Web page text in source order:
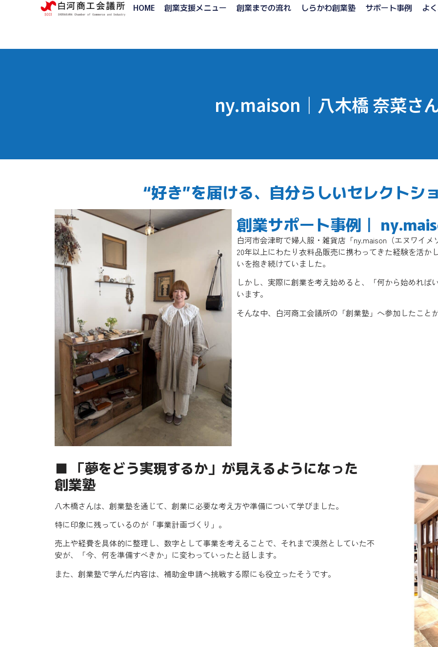
HOME 創業支援メニュー 創業までの流れ しらかわ創業塾 サポート事例 よ
ny.maison｜八木橋 奈菜さ
“好き”を届ける、自分らしいセレクトシ
創業サポート事例｜
白河市会津町で婦人服・雑貨店「ny.maison（エヌワイメ
20年以上にわたり衣料品販売に携わってきた経験を活か
いを抱き続けていました。
しかし、実際に創業を考え始めると、「何から始めれ
います。
そんな中、白河商工会議所の「創業塾」へ参加したこと
■ 「夢をどう実現するか」が見えるようになった
創業塾
八木橋さんは、創業塾を通じて、創業に必要な考え方や準備について学びました。
特に印象に残っているのが「事業計画づくり」。
売上や経費を具体的に整理し、数字として事業を考えることで、それまで漠然としていた不
安が、「今、何を準備すべきか」に変わっていったと話します。
また、創業塾で学んだ内容は、補助金申請へ挑戦する際にも役立ったそうです。